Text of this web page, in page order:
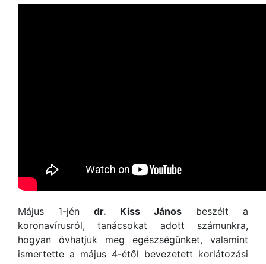
Május 1-jéndr. Kiss Jánosbeszélt a
koronavírusról, tanácsokat adott számunkra,
hogyan óvhatjuk meg egészségünket, valamint
ismertette a május 4-étől bevezetett korlátozási